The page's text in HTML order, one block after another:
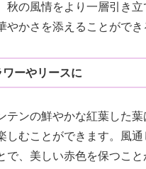
秋の風情をより一層引き
やかさを添えることができ
ワーやリースに
テンの鮮やかな紅葉した
しむことができます。風
で、美しい赤色を保つこ